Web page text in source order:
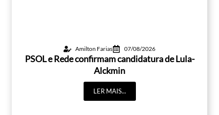
Amilton Farias 07/08/2026
PSOL e Rede confirmam candidatura de Lula-
Alckmin
LER MAIS...